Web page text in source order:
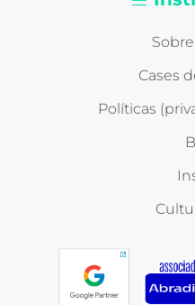
Cases
Políticas